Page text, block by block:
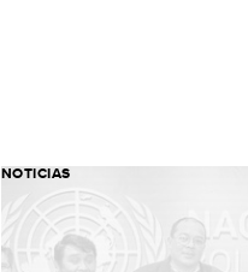
NOTICIAS